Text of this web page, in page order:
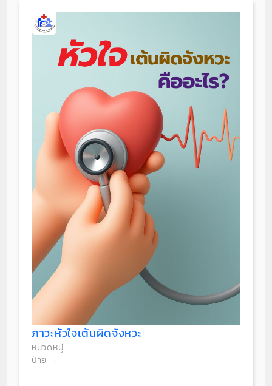
ภาวะหัวใจเต้นผิดจังหวะ
หมวดหมู่
ป้าย-